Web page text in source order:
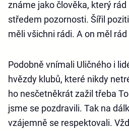
známe jako člověka, který rád
středem pozornosti. Šířil
měli všichni rádi. A on měl
Podobně vnímali Uličného i
hvězdy klubů, které nikdy
ho nesčetněkrát zažil třeba
jsme se pozdravili. Tak na
vzájemně se respektovali.